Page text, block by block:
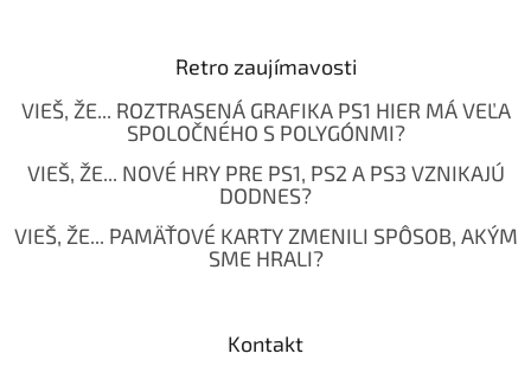
Retro zaujímavosti
VIEŠ, ŽE... ROZTRASENÁ GRAFIKA PS1 HIER MÁ VEĽA
SPOLOČNÉHO S POLYGÓNMI?
VIEŠ, ŽE... NOVÉ HRY PRE PS1, PS2 A PS3 VZNIKAJÚ
DODNES?
VIEŠ, ŽE... PAMÄŤOVÉ KARTY ZMENILI SPÔSOB, AKÝM
SME HRALI?
Kontakt